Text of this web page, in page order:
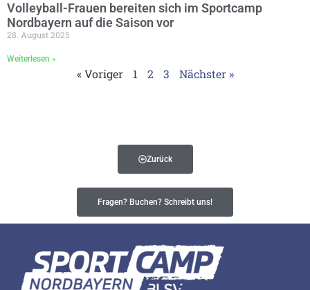
Volleyball-Frauen bereiten sich im Sportcamp
Nordbayern auf die Saison vor
28. August 2025
Weiterlesen »
« Voriger 1 2 3 Nächster »
Zurück
Fragen? Buchen? Schreibt uns!